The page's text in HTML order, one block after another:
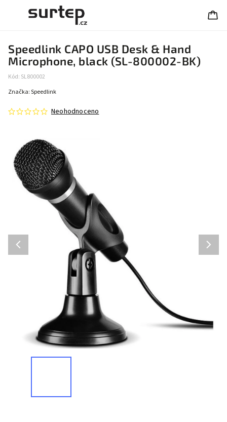
Speedlink CAPO USB Desk & Hand
Microphone, black (SL-800002-BK)
Kód: SL800002
Neohodnoceno
Značka:Speedlink